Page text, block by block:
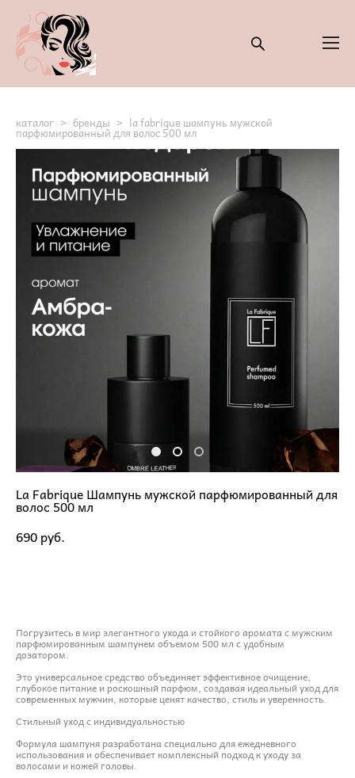
каталог > бренды > la fabrique шампунь мужской
парфюмированный для волос 500 мл
La Fabrique Шампунь мужской парфюмированный для
волос 500 мл
690 pуб.
Погрузитесь в мир элегантного ухода и стойкого аромата с мужским
парфюмированным шампунем объемом 500 мл с удобным
дозатором.
Это универсальное средство объединяет эффективное очищение,
глубокое питание и роскошный парфюм, создавая идеальный уход для
современных мужчин, которые ценят качество, стиль и уверенность.
Стильный уход с индивидуальностью
Формула шампуня разработана специально для ежедневного
использования и обеспечивает комплексный подход к уходу за
волосами и кожей головы.